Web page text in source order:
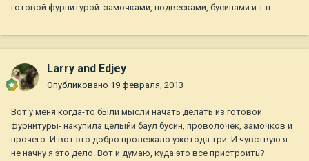
готовой фурнитурой: замочками, подвесками, бусинами и т.п.
Larry and Edjey
Опубликовано 19 февраля, 2013
Вот у меня когда-то были мысли начать делать из готовой
фурнитуры- накупила целыйи баул бусин, проволочек, замочков и
прочего. И вот это добро пролежало уже года три. И чувствую я
не начну я это дело. Вот и думаю, куда это все пристроить?